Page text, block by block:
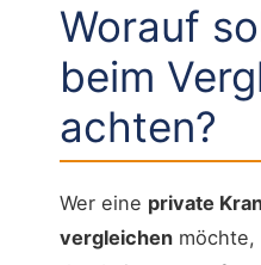
Worauf
beim
achten?
Wer eine private
vergleichen möchte,